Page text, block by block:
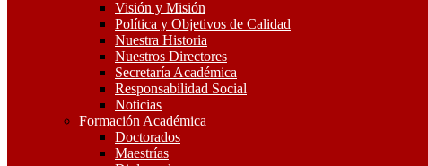
Visión y Misión
Política y Objetivos de Calidad
Nuestra Historia
Nuestros Directores
Secretaría Académica
Responsabilidad Social
Noticias
Formación Académica
Doctorados
Maestrías